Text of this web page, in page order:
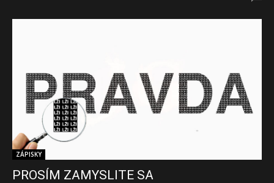
ZÁPISKY
PROSÍM ZAMYSLITE SA